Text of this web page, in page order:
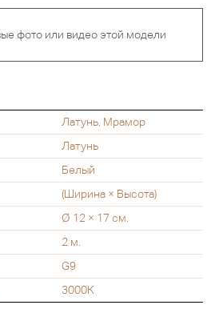
фото или видео этой модели
Латунь, Мрамор
Латунь
Белый
(Ширина × Высота)
Ø 12 × 17 см.
2 м.
G9
3000К